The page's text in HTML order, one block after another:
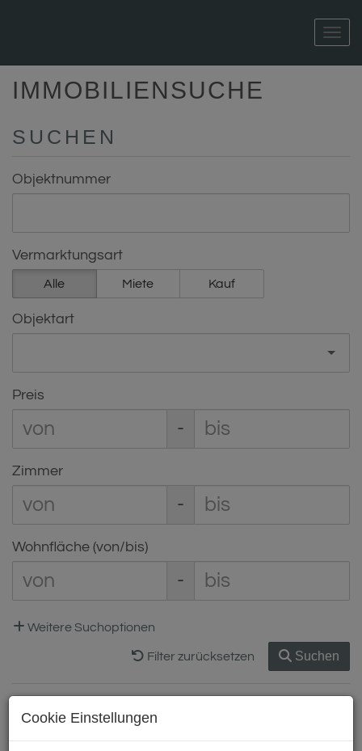
IMMOBILIENSUCHE
SUCHEN
Objektnummer
Vermarktungsart
Alle Miete Kauf
Objektart
Preis
-
Zimmer
-
Wohnfläche (von/bis)
-
Weitere Suchoptionen
Filter zurücksetzen Suchen
1 2
Cookie Einstellungen